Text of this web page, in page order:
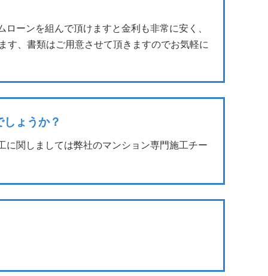
ーンを組んで頂けますと金利も非常に安く、
す、書類はご用意させて頂きますのでお気軽に
ょうか？
関しましては弊社のマンション専門施工チー